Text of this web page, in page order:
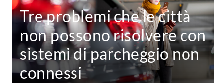
Tre problemi che le città
non possono risolvere con
sistemi di parcheggio non
connessi